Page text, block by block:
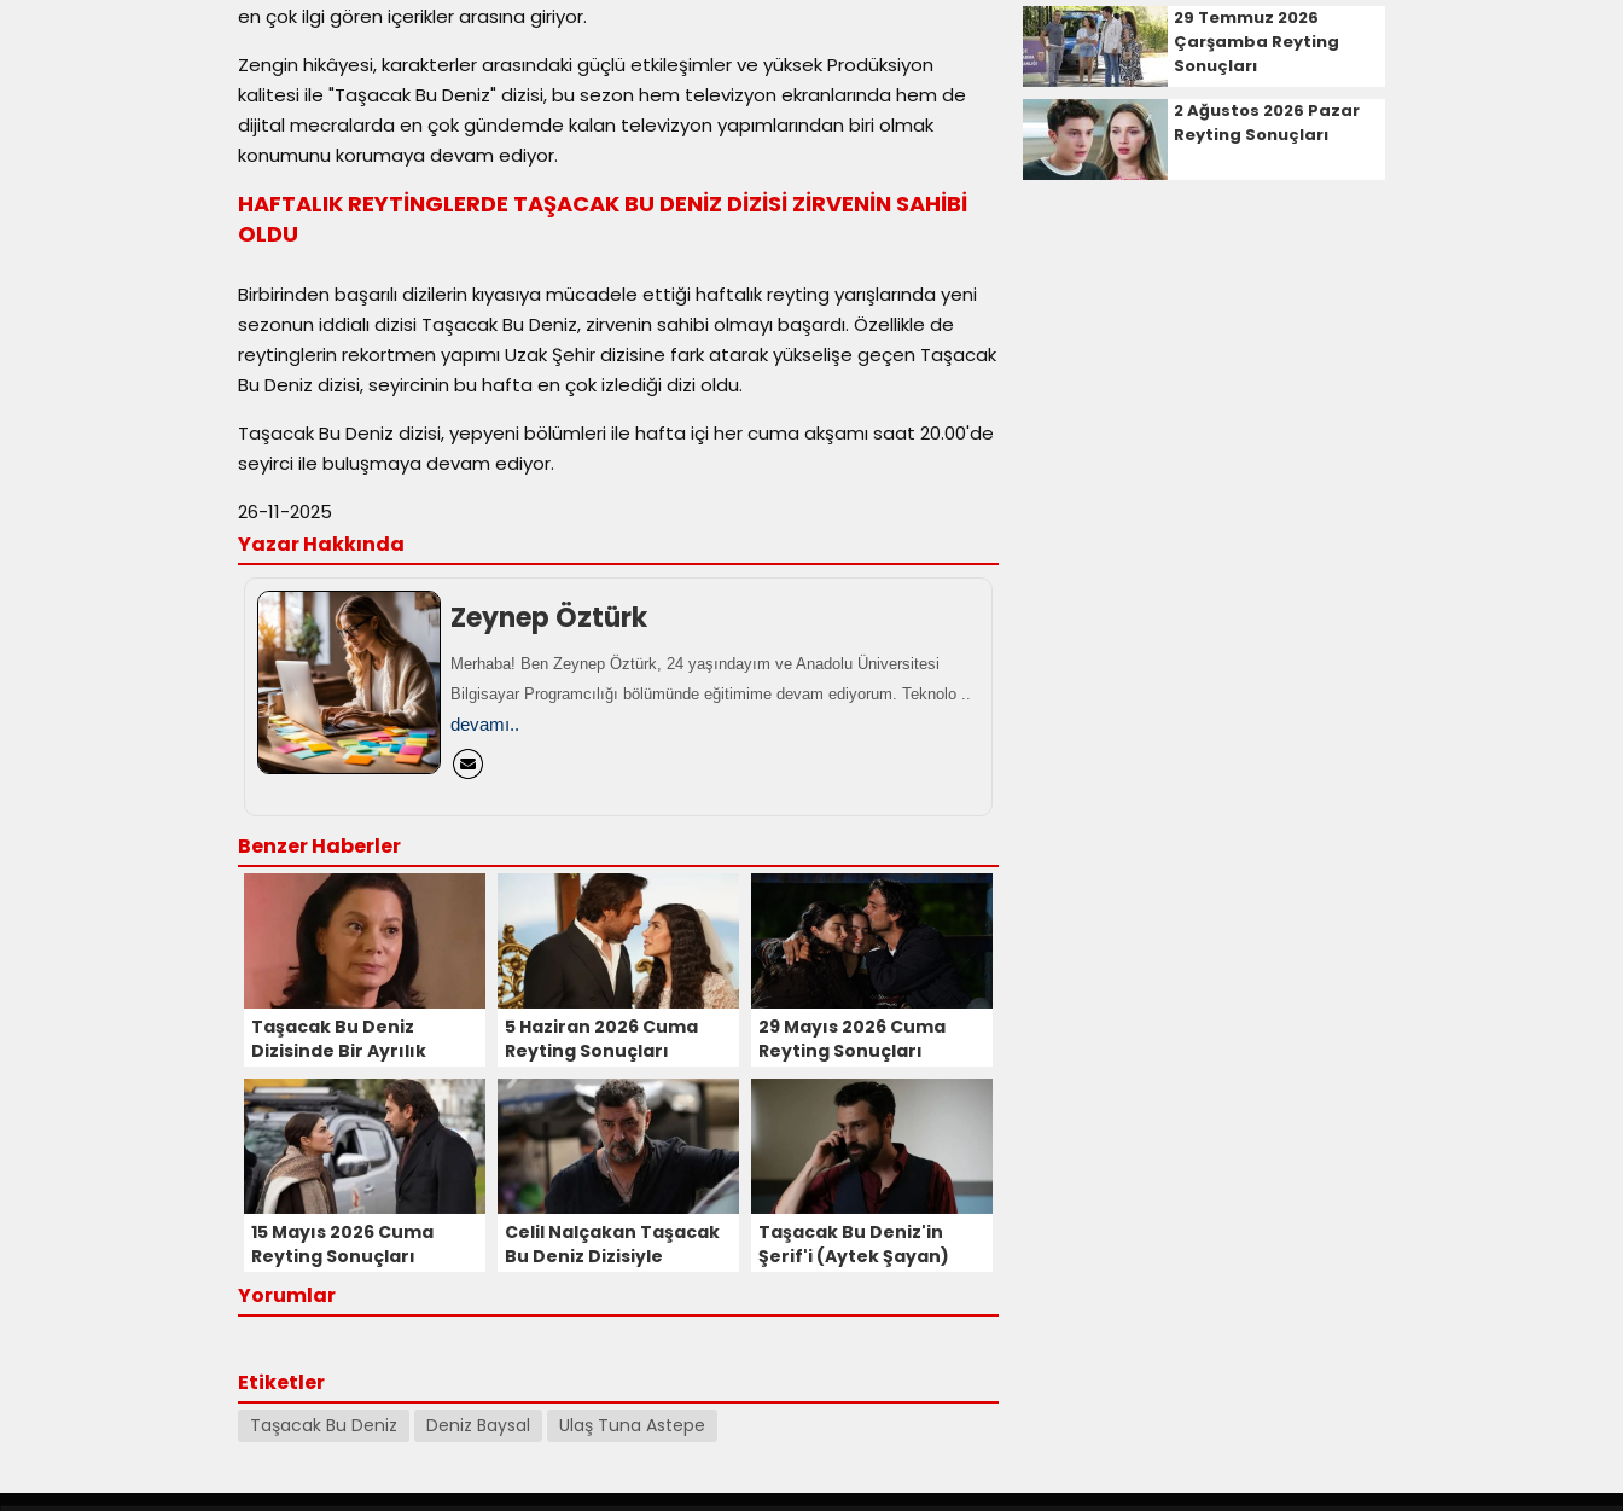
en çok ilgi gören içerikler arasına giriyor.
Zengin hikâyesi, karakterler arasındaki güçlü etkileşimler ve yüksek Prodüksiyon
kalitesi ile "Taşacak Bu Deniz" dizisi, bu sezon hem televizyon ekranlarında hem de
dijital mecralarda en çok gündemde kalan televizyon yapımlarından biri olmak
konumunu korumaya devam ediyor.
HAFTALIK REYTİNGLERDE TAŞACAK BU DENİZ DİZİSİ ZİRVENİN SAHİBİ
OLDU
Birbirinden başarılı dizilerin kıyasıya mücadele ettiği haftalık reyting yarışlarında yeni
sezonun iddialı dizisi Taşacak Bu Deniz, zirvenin sahibi olmayı başardı. Özellikle de
reytinglerin rekortmen yapımı Uzak Şehir dizisine fark atarak yükselişe geçen Taşacak
Bu Deniz dizisi, seyircinin bu hafta en çok izlediği dizi oldu.
Taşacak Bu Deniz dizisi, yepyeni bölümleri ile hafta içi her cuma akşamı saat 20.00'de
seyirci ile buluşmaya devam ediyor.
26-11-2025
Yazar Hakkında
Zeynep Öztürk
Merhaba! Ben Zeynep Öztürk, 24 yaşındayım ve Anadolu Üniversitesi
Bilgisayar Programcılığı bölümünde eğitimime devam ediyorum. Teknolo ..
devamı..
Benzer Haberler
Taşacak Bu Deniz
Dizisinde Bir Ayrılık
Daha! Gerçek Alnıaçık
Diziye Veda Etti!
5 Haziran 2026 Cuma
Reyting Sonuçları
29 Mayıs 2026 Cuma
Reyting Sonuçları
15 Mayıs 2026 Cuma
Reyting Sonuçları
Celil Nalçakan Taşacak
Bu Deniz Dizisiyle
Taşacak Bu Deniz'in
Şerif'i (Aytek Şayan)
Yorumlar
Etiketler
Taşacak Bu Deniz Deniz Baysal Ulaş Tuna Astepe
29 Temmuz 2026
Çarşamba Reyting
Sonuçları
2 Ağustos 2026 Pazar
Reyting Sonuçları